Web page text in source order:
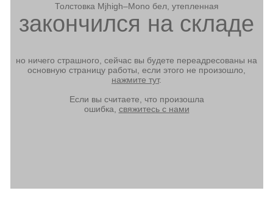
Толстовка Mjhigh–Mono бел, утепленная
закончился на складе
но ничего страшного, сейчас вы будете переадресованы на
основную страницу работы, если этого не произошло,
нажмите тут.
Если вы считаете, что произошла
ошибка, свяжитесь с нами